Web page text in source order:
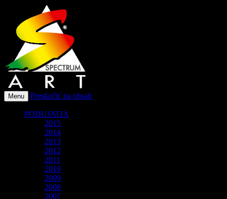
Spectrum-Art
O spoločnosti Spectrum Art
Menu Preskočiť na obsah
PODUJATIA
2015
2014
2013
2012
2011
2010
2009
2008
2007